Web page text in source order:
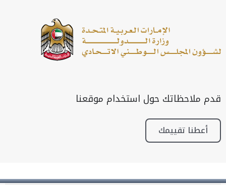
قدم ملاحظاتك حول استخدام موقعنا
أعطنا تقييمك